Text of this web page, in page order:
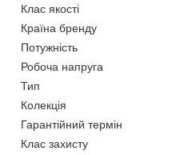
Клас якості
Країна бренду
Потужність
Робоча напруга
Тип
Колекція
Гарантійний термін
Клас захисту